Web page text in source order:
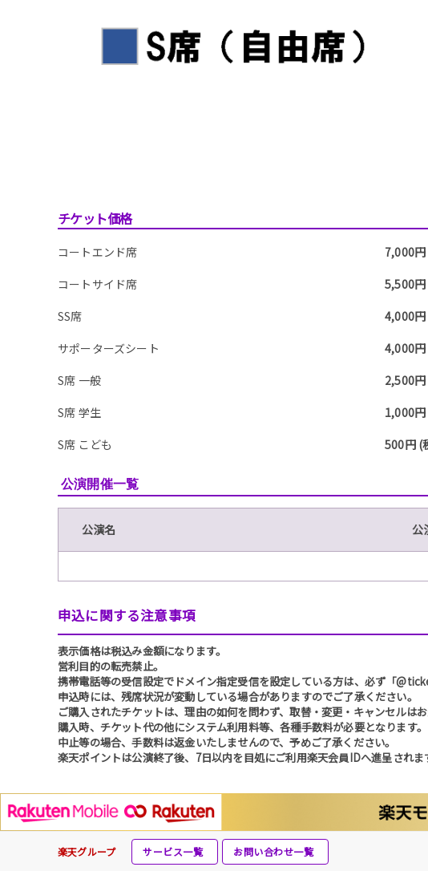
チケット価格
コートエンド席
7,000
コートサイド席
5,500
SS席
4,000
サポーターズシート
4,000
S席 一般
2,500
S席 学生
1,000
S席 こども
500円 (
公演開催一覧
公演名 公
申込に関する注意事項
表示価格は税込み金額になります。
営利目的の転売禁止。
携帯電話等の受信設定でドメイン指定受信を設定している方は、必ず「
申込時には、残席状況が変動している場合がありますのでご了承ください。
ご購入されたチケットは、理由の如何を問わず、取替・変更・キャンセルはお
購入時、チケット代の他にシステム利用料等、各種手数料が必要となります。
中止等の場合、手数料は返金いたしませんので、予めご了承ください。
楽天ポイントは公演終了後、7日以内を目処にご利用楽天会員IDへ進呈されま
楽天グループ サービス一覧 お問い合わせ一覧